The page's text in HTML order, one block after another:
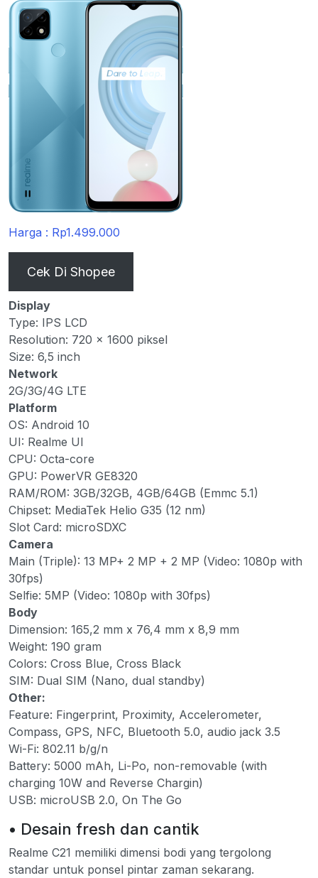
Harga : Rp1.499.000
Cek Di Shopee
Display
Type: IPS LCD
Resolution: 720 x 1600 piksel
Size: 6,5 inch
Network
2G/3G/4G LTE
Platform
OS: Android 10
UI: Realme UI
CPU: Octa-core
GPU: PowerVR GE8320
RAM/ROM: 3GB/32GB, 4GB/64GB (Emmc 5.1)
Chipset: MediaTek Helio G35 (12 nm)
Slot Card: microSDXC
Camera
Main (Triple): 13 MP+ 2 MP + 2 MP (Video: 1080p with
30fps)
Selfie: 5MP (Video: 1080p with 30fps)
Body
Dimension: 165,2 mm x 76,4 mm x 8,9 mm
Weight: 190 gram
Colors: Cross Blue, Cross Black
SIM: Dual SIM (Nano, dual standby)
Other:
Feature: Fingerprint, Proximity, Accelerometer,
Compass, GPS, NFC, Bluetooth 5.0, audio jack 3.5
Wi-Fi: 802.11 b/g/n
Battery: 5000 mAh, Li-Po, non-removable (with
charging 10W and Reverse Chargin)
USB: microUSB 2.0, On The Go
• Desain fresh dan cantik
Realme C21 memiliki dimensi bodi yang tergolong
standar untuk ponsel pintar zaman sekarang.